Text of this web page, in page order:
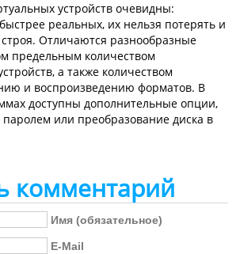
устройств очевидны:
реальных, их нельзя потерять и
Отличаются разнообразные
предельным количеством
а также количеством
и воспроизведению форматов. В
доступны дополнительные опции,
или преобразование диска в
комментарий
Имя (обязательное)
E-Mail